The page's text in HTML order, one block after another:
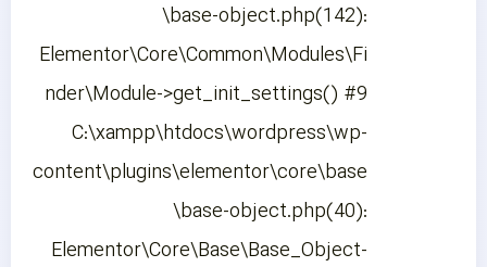
\base-object.php(142):
Elementor\Core\Common\Modules\Fi
nder\Module->get_init_settings() #9
C:\xampp\htdocs\wordpress\wp-
content\plugins\elementor\core\base
\base-object.php(40):
Elementor\Core\Base\Base_Object-